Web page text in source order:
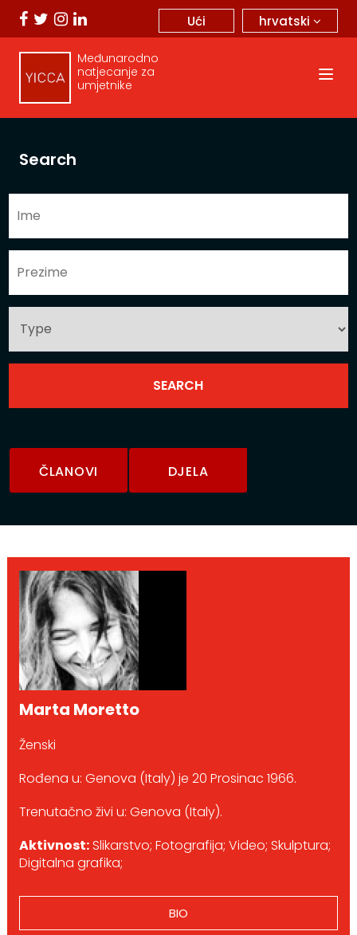
hrvatski
Ući
Međunarodno
natjecanje za
umjetnike
Search
ČLANOVI DJELA
Marta Moretto
Ženski
Rođena u: Genova (Italy) je 20 Prosinac 1966.
Trenutačno živi u: Genova (Italy).
Aktivnost:Slikarstvo; Fotografija; Video; Skulptura;
Digitalna grafika;
BIO